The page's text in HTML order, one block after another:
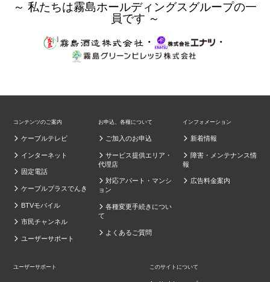
～ 私たちは霧島ホールディングスグループの一
員です ～
・
・
コンテンツのご案内
ケーブルテレビ
インターネット
固定電話
ケーブルプラスでんき
BTVモバイル
市民チャンネル
ユーザーサポート
お申込、各種について
ご加入のお申込
サービス提供エリア・
代理店
対応アパート・マンシ
ョン
各種変更手続きについ
て
よくあるご質問
インフォメーション
新着情報
障害・メンテナンス情
報
広告料金案内
ユーザーサポート このサイトについて